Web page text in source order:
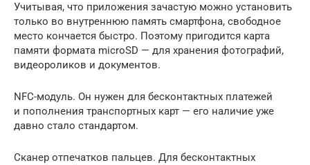
Учитывая, что приложения зачастую можно установить
только во внутреннюю память смартфона, свободное
место кончается быстро. Поэтому пригодится карта
памяти формата microSD — для хранения фотографий,
видеороликов и документов.
NFC-модуль. Он нужен для бесконтактных платежей
и пополнения транспортных карт — его наличие уже
давно стало стандартом.
Сканер отпечатков пальцев. Для бесконтактных